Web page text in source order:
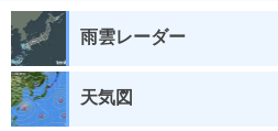
雨雲レーダー
天気図